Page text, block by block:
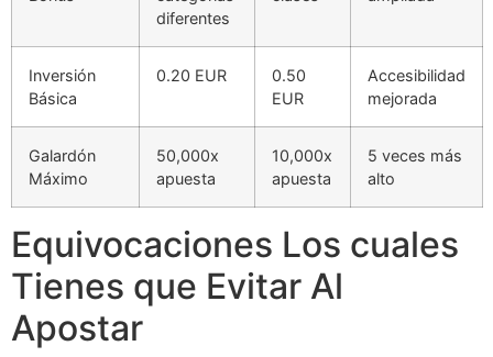
diferentes
Inversión
Básica
0.20 EUR
0.50
EUR
Accesibilidad
mejorada
Galardón
Máximo
50,000x
apuesta
10,000x
apuesta
5 veces más
alto
Equivocaciones Los cuales
Tienes que Evitar Al
Apostar